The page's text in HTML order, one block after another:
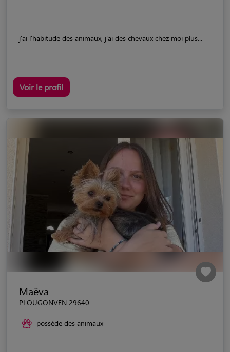
j'ai l'habitude des animaux, j'ai des chevaux chez moi plus...
Voir le profil
Maëva
PLOUGONVEN 29640
possède des animaux